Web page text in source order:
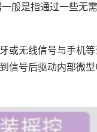
般是指通过一些无
或无线信号与手机
信号后驱动内部微